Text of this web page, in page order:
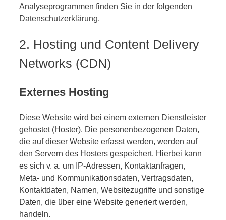
Analyseprogrammen finden Sie in der folgenden
Datenschutzerklärung.
2. Hosting und Content Delivery
Networks (CDN)
Externes Hosting
Diese Website wird bei einem externen Dienstleister
gehostet (Hoster). Die personenbezogenen Daten,
die auf dieser Website erfasst werden, werden auf
den Servern des Hosters gespeichert. Hierbei kann
es sich v. a. um IP-Adressen, Kontaktanfragen,
Meta- und Kommunikationsdaten, Vertragsdaten,
Kontaktdaten, Namen, Websitezugriffe und sonstige
Daten, die über eine Website generiert werden,
handeln.